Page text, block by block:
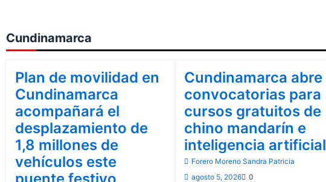
Cundinamarca
Bogotá Cundinamarca
Plan de movilidad en
Cundinamarca
acompañará el
desplazamiento de
1,8 millones de
vehículos este
Cundinamarca abre
convocatorias para
cursos gratuitos de
chino mandarín e
inteligencia artificial
Forero Moreno Sandra Patricia
agosto 5, 2026
0